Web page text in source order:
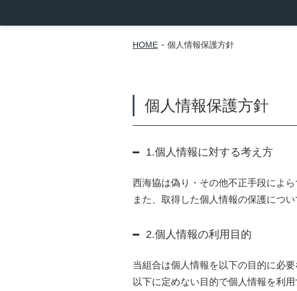
HOME 個人情報保護方針
個人情報保護方針
1.個人情報に対する考え方
西海協は偽り・その他不正手段によ
また、取得した個人情報の保護につ
2.個人情報の利用目的
当組合は個人情報を以下の目的に必
以下に定めない目的で個人情報を利